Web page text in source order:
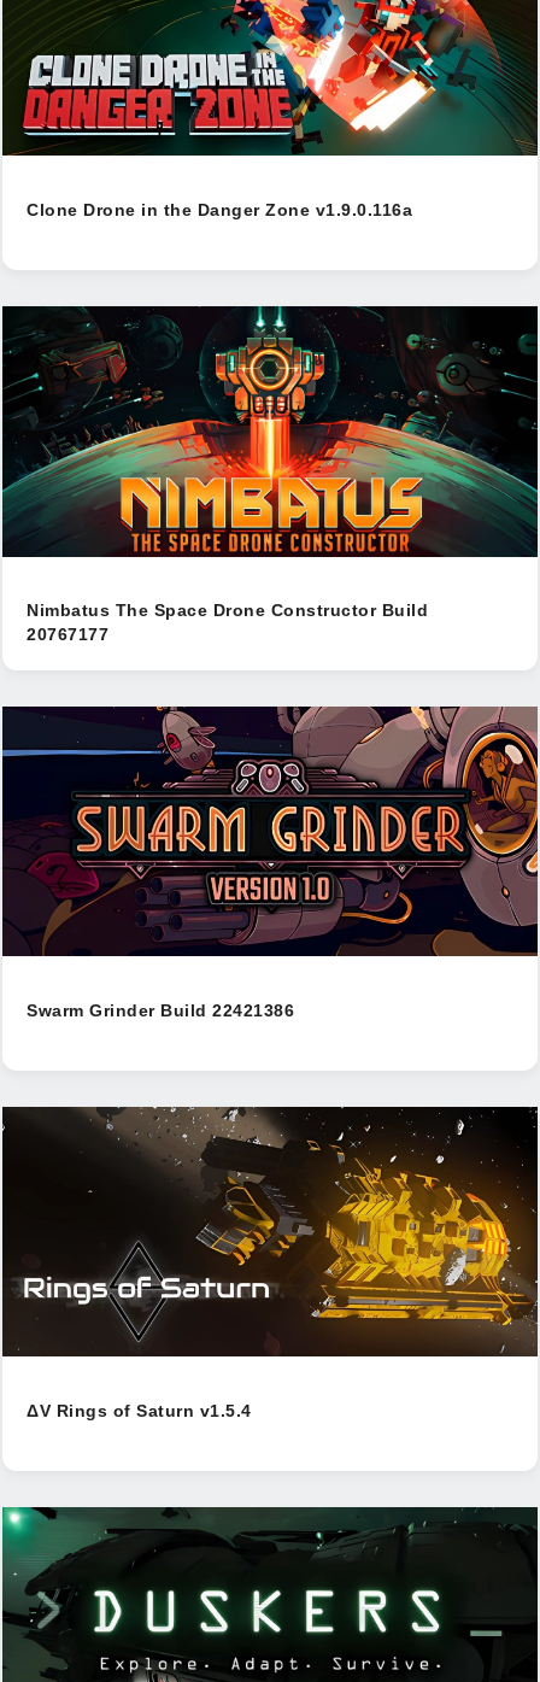
Clone Drone in the Danger Zone v1.9.0.116a
Nimbatus The Space Drone Constructor Build
20767177
Swarm Grinder Build 22421386
ΔV Rings of Saturn v1.5.4